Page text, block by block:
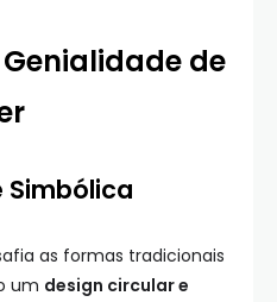
de
Simbólica
as formas tradicionais
um design circular e